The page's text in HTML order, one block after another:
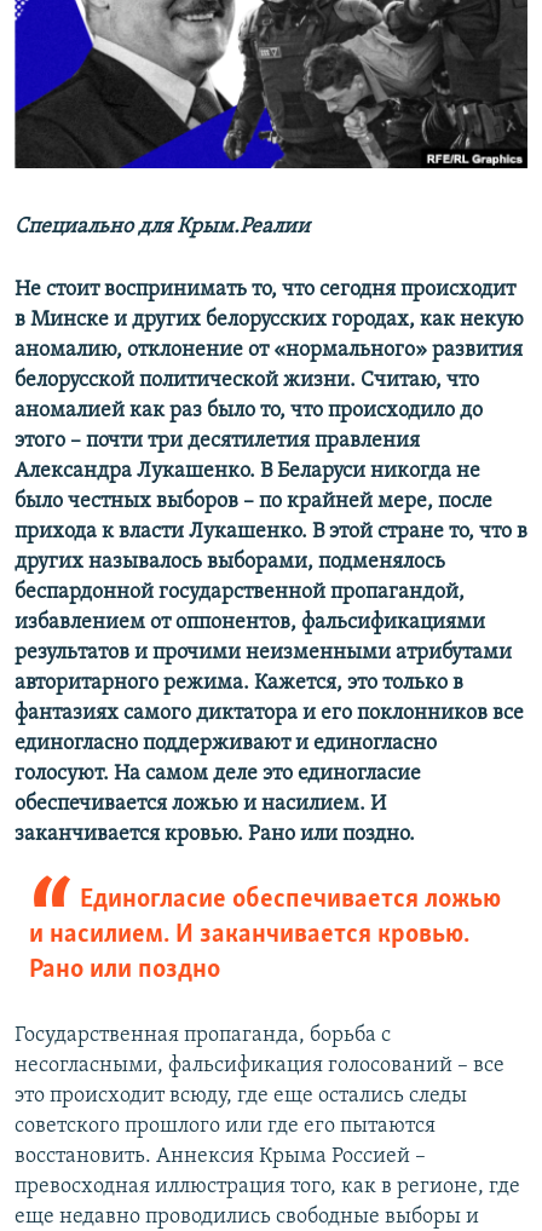
ПОБЕДИТЕЛЕЙ НЕ СУДЯТ?
КРЫМ.НЕПОКОРЕННЫЙ
УКРАИНСКАЯ ПРОБЛЕМА КРЫМА
ПРИСОЕДИНЯЙТЕСЬ!
Специально для Крым.Реалии
Не стоит воспринимать то, что сегодня происходит
в Минске и других белорусских городах, как некую
аномалию, отклонение от «нормального» развития
белорусской политической жизни. Считаю, что
аномалией как раз было то, что происходило до
этого – почти три десятилетия правления
Александра Лукашенко. В Беларуси никогда не
было честных выборов – по крайней мере, после
прихода к власти Лукашенко. В этой стране то, что в
других называлось выборами, подменялось
беспардонной государственной пропагандой,
избавлением от оппонентов, фальсификациями
результатов и прочими неизменными атрибутами
авторитарного режима. Кажется, это только в
фантазиях самого диктатора и его поклонников все
единогласно поддерживают и единогласно
голосуют. На самом деле это единогласие
обеспечивается ложью и насилием. И
заканчивается кровью. Рано или поздно.
Единогласие обеспечивается ложью
и насилием. И заканчивается кровью.
Рано или поздно
Государственная пропаганда, борьба с
несогласными, фальсификация голосований – все
это происходит всюду, где еще остались следы
советского прошлого или где его пытаются
восстановить. Аннексия Крыма Россией –
превосходная иллюстрация того, как в регионе, где
еще недавно проводились свободные выборы и